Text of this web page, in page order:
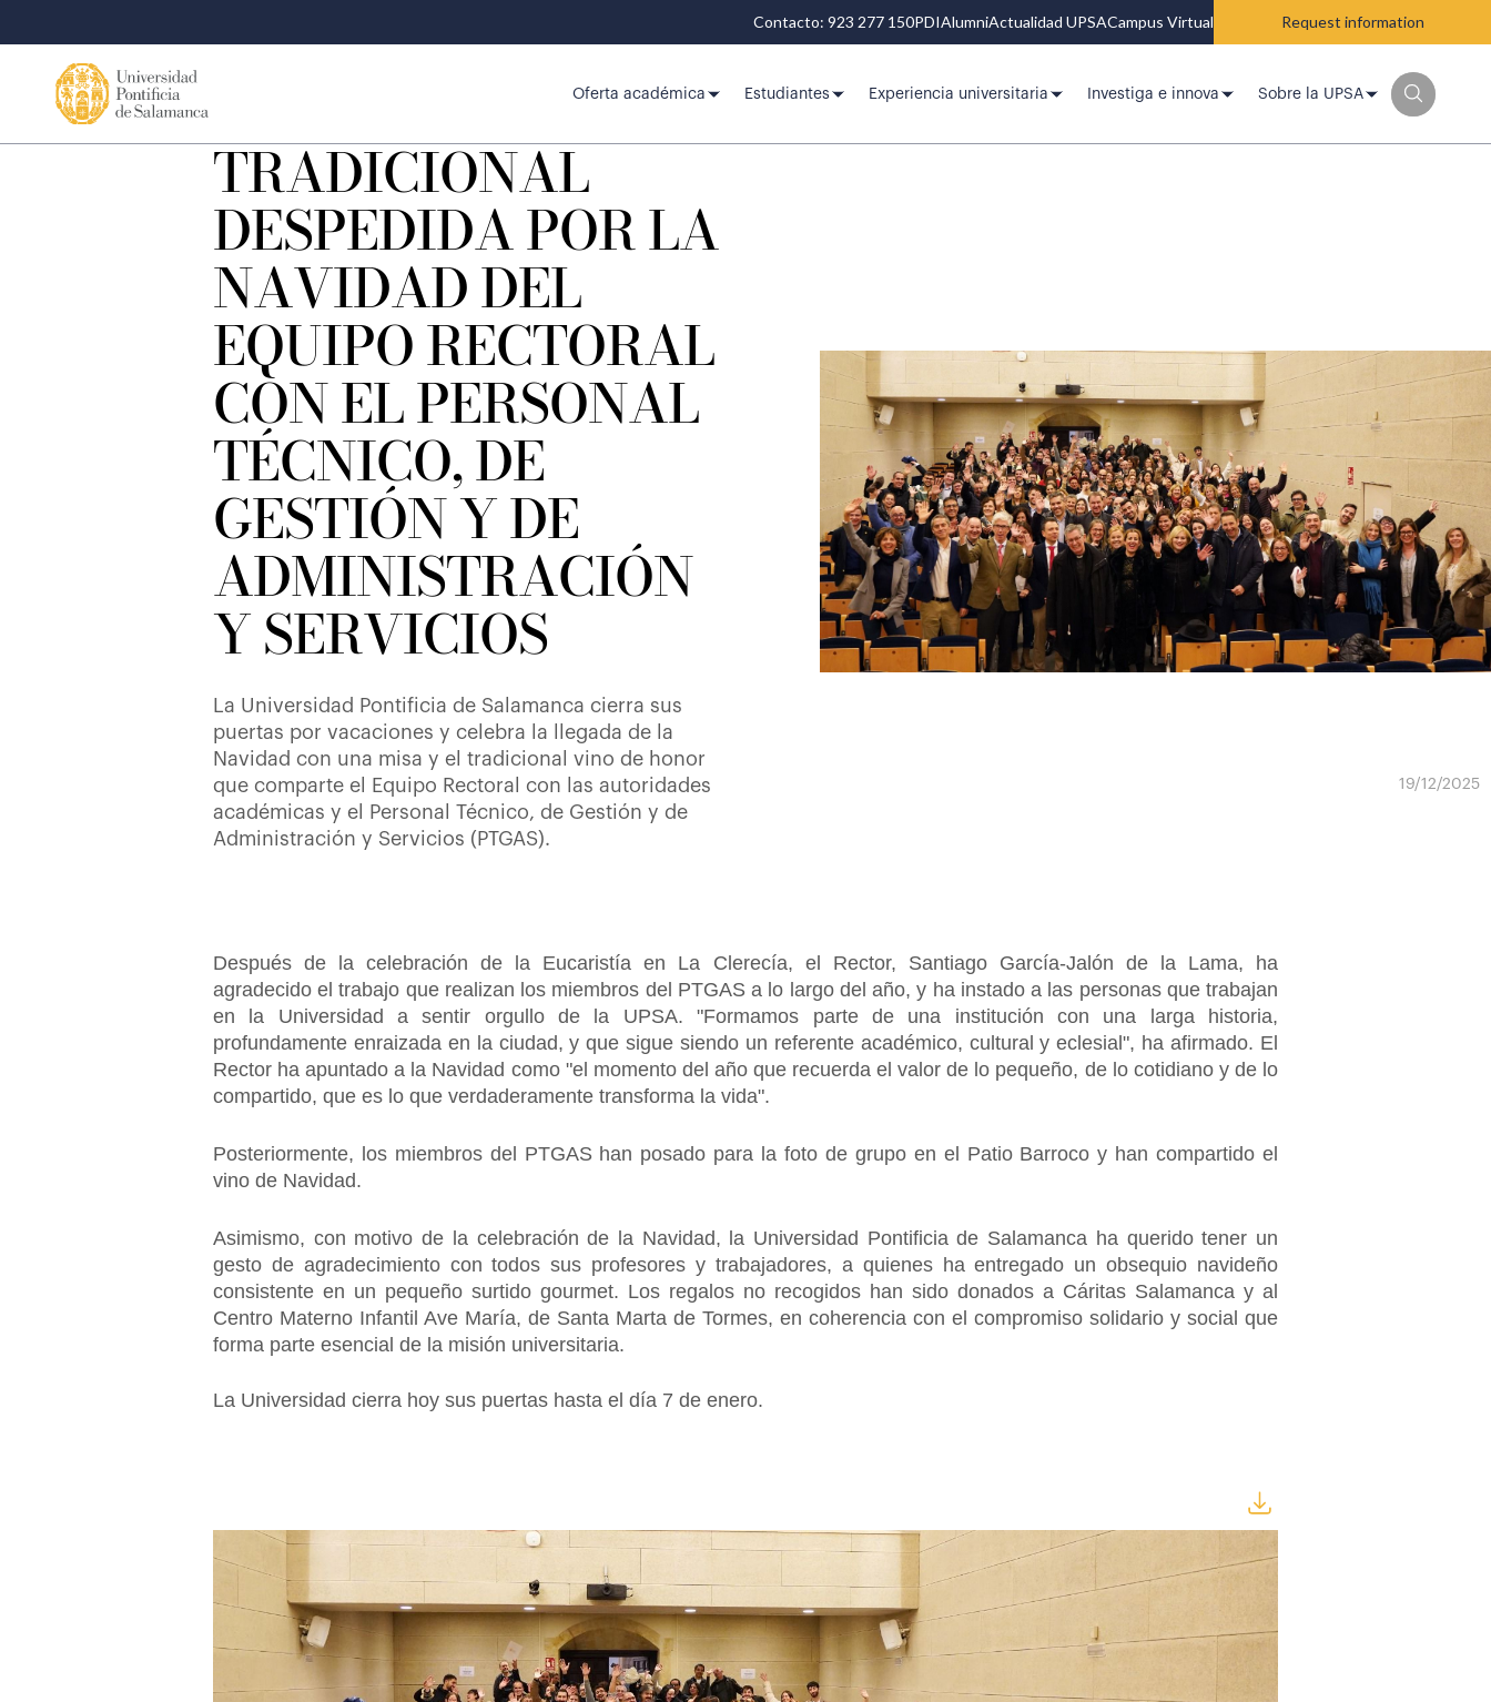
Contacto: 923 277 150PDIAlumniActualidad UPSACampus Virtual Request information
Oferta académica Estudiantes Experiencia universitaria Investiga e innova Sobre la UPSA
TRADICIONAL
DESPEDIDA POR LA
NAVIDAD DEL
EQUIPO RECTORAL
CON EL PERSONAL
TÉCNICO, DE
GESTIÓN Y DE
ADMINISTRACIÓN
Y SERVICIOS
La Universidad Pontificia de Salamanca cierra sus
puertas por vacaciones y celebra la llegada de la
Navidad con una misa y el tradicional vino de honor
que comparte el Equipo Rectoral con las autoridades
académicas y el Personal Técnico, de Gestión y de
Administración y Servicios (PTGAS).
19/12/2025
Después de la celebración de la Eucaristía en La Clerecía, el Rector, Santiago García-Jalón de la Lama, ha
agradecido el trabajo que realizan los miembros del PTGAS a lo largo del año, y ha instado a las personas que trabajan
en la Universidad a sentir orgullo de la UPSA. "Formamos parte de una institución con una larga historia,
profundamente enraizada en la ciudad, y que sigue siendo un referente académico, cultural y eclesial", ha afirmado. El
Rector ha apuntado a la Navidad como "el momento del año que recuerda el valor de lo pequeño, de lo cotidiano y de lo
compartido, que es lo que verdaderamente transforma la vida".
Posteriormente, los miembros del PTGAS han posado para la foto de grupo en el Patio Barroco y han compartido el
vino de Navidad.
Asimismo, con motivo de la celebración de la Navidad, la Universidad Pontificia de Salamanca ha querido tener un
gesto de agradecimiento con todos sus profesores y trabajadores, a quienes ha entregado un obsequio navideño
consistente en un pequeño surtido gourmet. Los regalos no recogidos han sido donados a Cáritas Salamanca y al
Centro Materno Infantil Ave María, de Santa Marta de Tormes, en coherencia con el compromiso solidario y social que
forma parte esencial de la misión universitaria.
La Universidad cierra hoy sus puertas hasta el día 7 de enero.